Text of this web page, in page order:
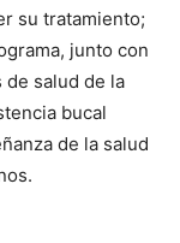
su tratamiento;
junto con
de salud de la
bucal
de la salud